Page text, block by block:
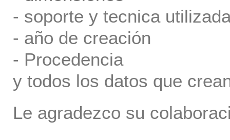
- soporte y tecnica
- año de creación
- Procedencia
y todos los datos que
Le agradezco su